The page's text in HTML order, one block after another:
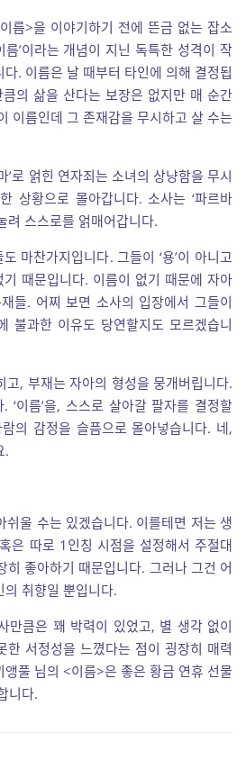
름>을 이야기하기 전에 뜬금 없는 잡소
름’이라는 개념이 지닌 독특한 성격이 작
. 이름은 날 때부터 타인에 의해 결정됩
의 삶을 산다는 보장은 없지만 매 순간
이름인데 그 존재감을 무시하고 살 수는
’로 얽힌 연자죄는 소녀의 상냥함을 무시
상황으로 몰아갑니다. 소사는 ‘파르바
려 스스로를 얽매어갑니다.
마찬가지입니다. 그들이 ‘용’이 아니고
기 때문입니다. 이름이 없기 때문에 자아
들. 어찌 보면 소사의 입장에서 그들이
불과한 이유도 당연할지도 모르겠습니
고, 부재는 자아의 형성을 뭉개버립니다.
‘이름’을, 스스로 살아갈 팔자를 결정할
의 감정을 슬픔으로 몰아넣습니다. 네,
.
쉬울 수는 있겠습니다. 이를테면 저는 생
은 따로 1인칭 시점을 설정해서 주절대
히 좋아하기 때문입니다. 그러나 그건 어
취향일 뿐입니다.
만큼은 꽤 박력이 있었고, 별 생각 없이
한 서정성을 느꼈다는 점이 굉장히 매력
풀 님의 <이름>은 좋은 황금 연휴 선물
니다.